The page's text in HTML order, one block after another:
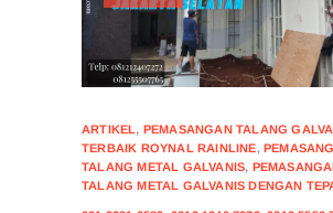
ARTIKEL, PEMASANGAN TALANG
TERBAIK ROYNAL RAINLINE,
TALANG METAL GALVANIS,
TALANG METAL GALVANIS DENGAN